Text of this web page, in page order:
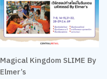
Magical Kingdom SLIME By
Elmer’s